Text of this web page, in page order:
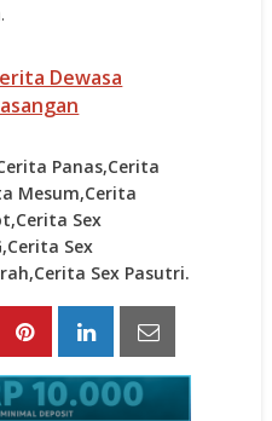
Dewasa
Panas,Cerita
Mesum,Cerita
Sex
Sex
Sex Pasutri.